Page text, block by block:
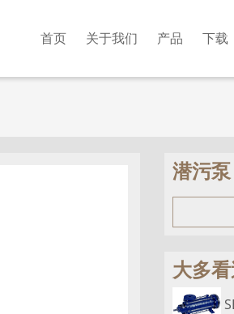
首页 关于我们 产品 下载
潜污泵
大多